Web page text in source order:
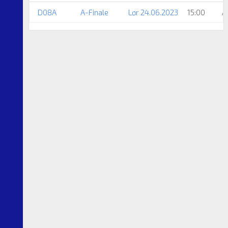
D08A A-Finale Lør 24.06.2023 15:00